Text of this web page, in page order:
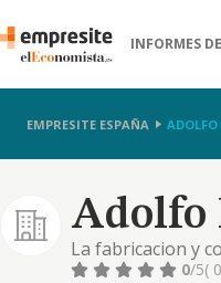
INFORMES
EMPRESITE ESPAÑA ADOLFO
Adolfo
La fabricacion y
productos, la 0/5(